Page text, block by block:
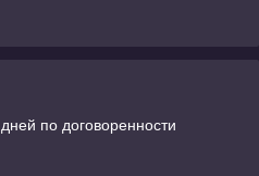
по договоренности